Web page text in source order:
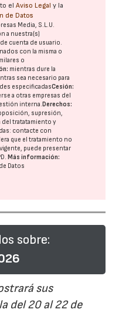
elAviso Legal y la
de Datos
Media, S.L.U.
a nuestra(s)
cuenta de usuario.
con la misma o
o
mientras dure la
sea necesario para
especificadasCesión:
a otras empresas del
interna.Derechos:
supresión,
tratatamiento y
contacte con
que el tratamiento no
puede presentar
.Más información:
Datos
sobre:
sus
del 20 al 22 de